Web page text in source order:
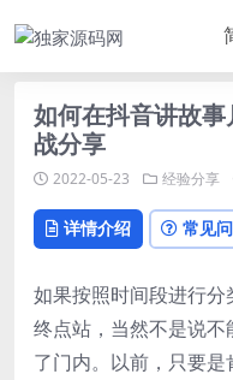
如何在抖音讲故
战分享
2022-05-23 经验分享
详情介绍 常见
如果按照时间段进行
终点站，当然不是说
了门内。以前，只要